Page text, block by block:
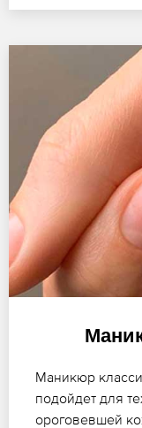
Маникюр
подойдет для
ороговевшей